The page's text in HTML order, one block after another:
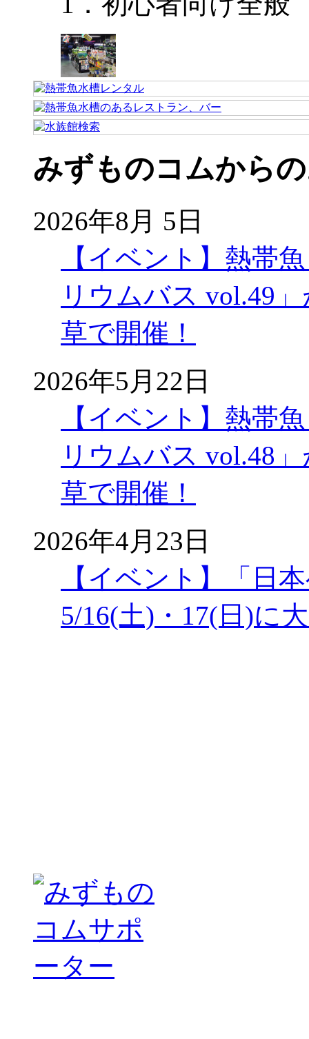
みずものコムから
2026年8月 5日
【イベント】熱帯
リウムバス vol.49
草で開催！
2026年5月22日
【イベント】熱帯
リウムバス vol.48
草で開催！
2026年4月23日
【イベント】「日
5/16(土)・17(日)に